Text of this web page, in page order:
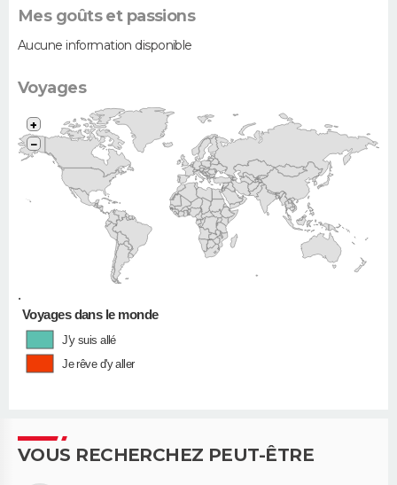
Mes goûts et passions
Aucune information disponible
Voyages
•
+
−
Voyages dans le monde
J'y suis allé
Je rêve d'y aller
VOUS RECHERCHEZ PEUT-ÊTRE